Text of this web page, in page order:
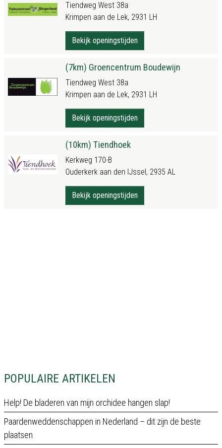
POPULAIRE ARTIKELEN
Help! De bladeren van mijn orchidee hangen slap!
Paardenweddenschappen in Nederland – dit zijn de beste
plaatsen
Tiendweg West 38a
Krimpen aan de Lek, 2931 LH
Bekijk openingstijden
(7km) Groencentrum Boudewijn
Tiendweg West 38a
Krimpen aan de Lek, 2931 LH
Bekijk openingstijden
(10km) Tiendhoek
Kerkweg 170-B
Ouderkerk aan den IJssel, 2935 AL
Bekijk openingstijden